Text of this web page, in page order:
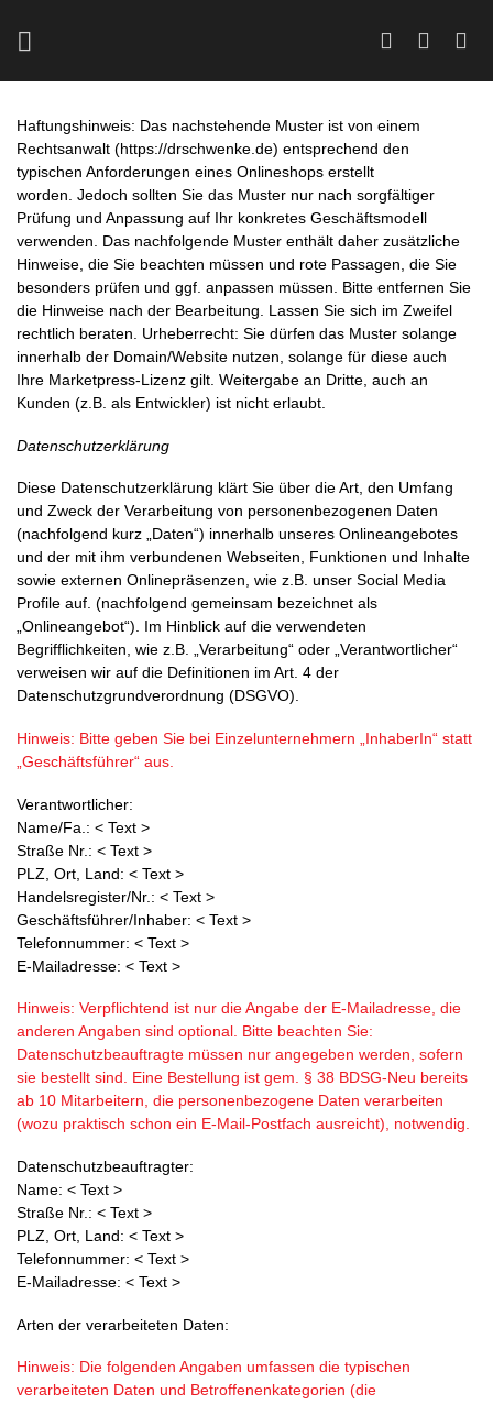
Inhalt
Haftungshinweis: Das nachstehende Muster ist von einem
Rechtsanwalt (https://drschwenke.de) entsprechend den
typischen Anforderungen eines Onlineshops erstellt
worden. Jedoch sollten Sie das Muster nur nach sorgfältiger
Prüfung und Anpassung auf Ihr konkretes Geschäftsmodell
verwenden. Das nachfolgende Muster enthält daher zusätzliche
Hinweise, die Sie beachten müssen und rote Passagen, die Sie
besonders prüfen und ggf. anpassen müssen. Bitte entfernen Sie
die Hinweise nach der Bearbeitung. Lassen Sie sich im Zweifel
rechtlich beraten. Urheberrecht: Sie dürfen das Muster solange
innerhalb der Domain/Website nutzen, solange für diese auch
Ihre Marketpress-Lizenz gilt. Weitergabe an Dritte, auch an
Kunden (z.B. als Entwickler) ist nicht erlaubt.
Datenschutzerklärung
Diese Datenschutzerklärung klärt Sie über die Art, den Umfang
und Zweck der Verarbeitung von personenbezogenen Daten
(nachfolgend kurz „Daten“) innerhalb unseres Onlineangebotes
und der mit ihm verbundenen Webseiten, Funktionen und Inhalte
sowie externen Onlinepräsenzen, wie z.B. unser Social Media
Profile auf. (nachfolgend gemeinsam bezeichnet als
„Onlineangebot“). Im Hinblick auf die verwendeten
Begrifflichkeiten, wie z.B. „Verarbeitung“ oder „Verantwortlicher“
verweisen wir auf die Definitionen im Art. 4 der
Datenschutzgrundverordnung (DSGVO).
Hinweis: Bitte geben Sie bei Einzelunternehmern „InhaberIn“ statt
„Geschäftsführer“ aus.
Verantwortlicher:
Name/Fa.: < Text >
Straße Nr.: < Text >
PLZ, Ort, Land: < Text >
Handelsregister/Nr.: < Text >
Geschäftsführer/Inhaber: < Text >
Telefonnummer: < Text >
E-Mailadresse: < Text >
Hinweis: Verpflichtend ist nur die Angabe der E-Mailadresse, die
anderen Angaben sind optional. Bitte beachten Sie:
Datenschutzbeauftragte müssen nur angegeben werden, sofern
sie bestellt sind. Eine Bestellung ist gem. § 38 BDSG-Neu bereits
ab 10 Mitarbeitern, die personenbezogene Daten verarbeiten
(wozu praktisch schon ein E-Mail-Postfach ausreicht), notwendig.
Datenschutzbeauftragter:
Name: < Text >
Straße Nr.: < Text >
PLZ, Ort, Land: < Text >
Telefonnummer: < Text >
E-Mailadresse: < Text >
Arten der verarbeiteten Daten:
Hinweis: Die folgenden Angaben umfassen die typischen
verarbeiteten Daten und Betroffenenkategorien (die